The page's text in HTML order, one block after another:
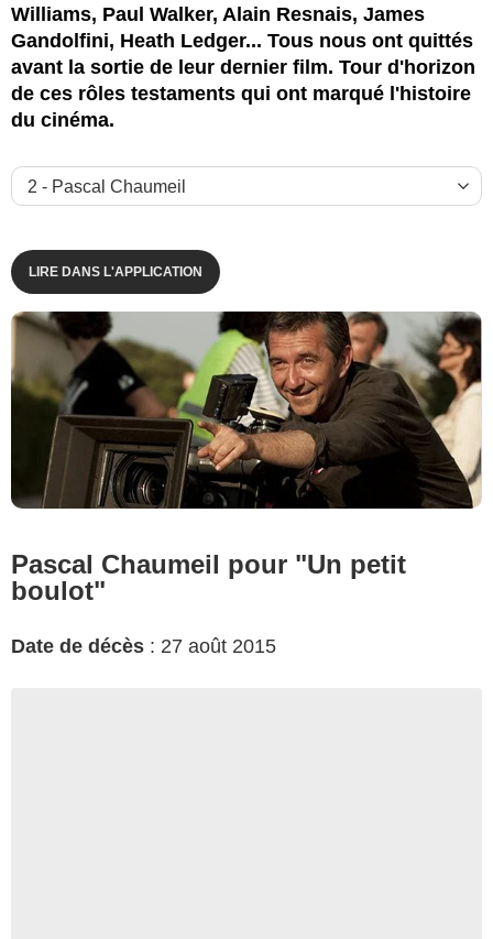
Williams, Paul Walker, Alain Resnais, James
Gandolfini, Heath Ledger... Tous nous ont quittés
avant la sortie de leur dernier film. Tour d'horizon
de ces rôles testaments qui ont marqué l'histoire
du cinéma.
LIRE DANS L'APPLICATION
Pascal Chaumeil pour "Un petit
boulot"
Date de décès : 27 août 2015